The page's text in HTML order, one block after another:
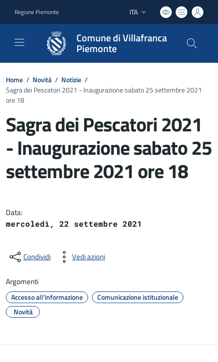
Regione Piemonte Lingua attiva:
ITA
Comune di Villafranca
Piemonte
Home / Novità / Notizie /
Sagra dei Pescatori 2021 - Inaugurazione sabato 25 settembre 2021
ore 18
Sagra dei Pescatori 2021
- Inaugurazione sabato 25
settembre 2021 ore 18
Data:
mercoledì, 22 settembre 2021
Condividi Vedi azioni
Argomenti
Accesso all'informazione
Comunicazione istituzionale
Novità